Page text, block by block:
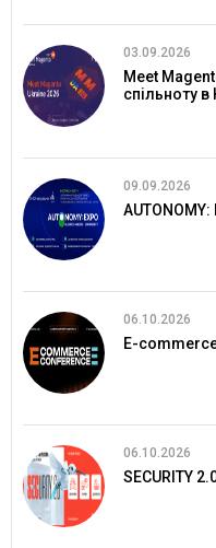
03.09.2026
Meet
спільноту в
09.09.2026
AUTONOMY:
06.10.2026
E-
06.10.2026
SECURITY